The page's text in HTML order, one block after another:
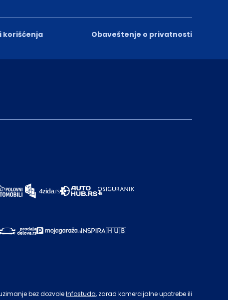
korišćenja Obaveštenje o privatnosti
bez dozvoleInfostuda, zarad komercijalne upotrebe ili